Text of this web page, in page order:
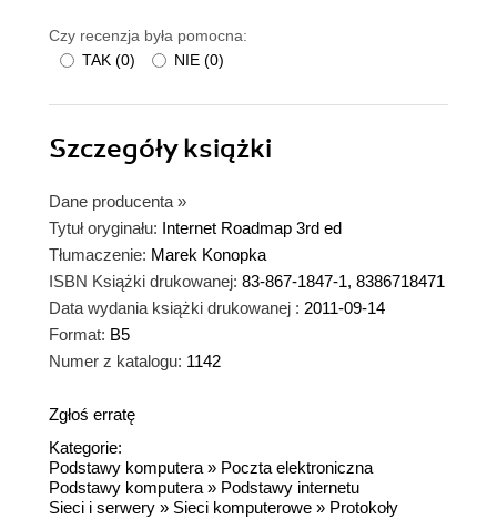
Czy recenzja była pomocna:
TAK (0) NIE (0)
Szczegółyksiążki
Dane producenta »
Tytuł oryginału: Internet Roadmap 3rd ed
Tłumaczenie: Marek Konopka
ISBN Książki drukowanej: 83-867-1847-1, 8386718471
Data wydania książki drukowanej : 2011-09-14
Format: B5
Numer z katalogu: 1142
Zgłoś erratę
Kategorie:
Podstawy komputera» Poczta elektroniczna
Podstawy komputera» Podstawy internetu
Sieci i serwery » Sieci komputerowe » Protokoły